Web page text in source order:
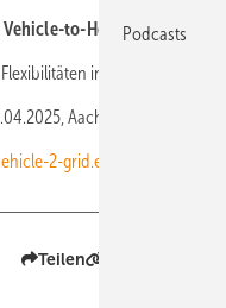
to-Home, Smart
in die Energiemärkte
Aachen
2-grid.eu
Teilen
Podcasts